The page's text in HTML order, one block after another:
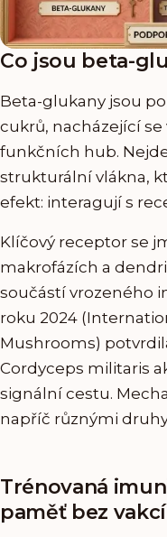
Co jsou beta-
Beta-glukany jsou
cukrů, nacházející
funkčních hub.
strukturální vlákna,
efekt: interagují s
Klíčový receptor se
makrofázích a
součástí vrozeného
roku 2024
Mushrooms)
Cordyceps militaris
signální cestu.
napříč různými
Trénovaná
paměť bez